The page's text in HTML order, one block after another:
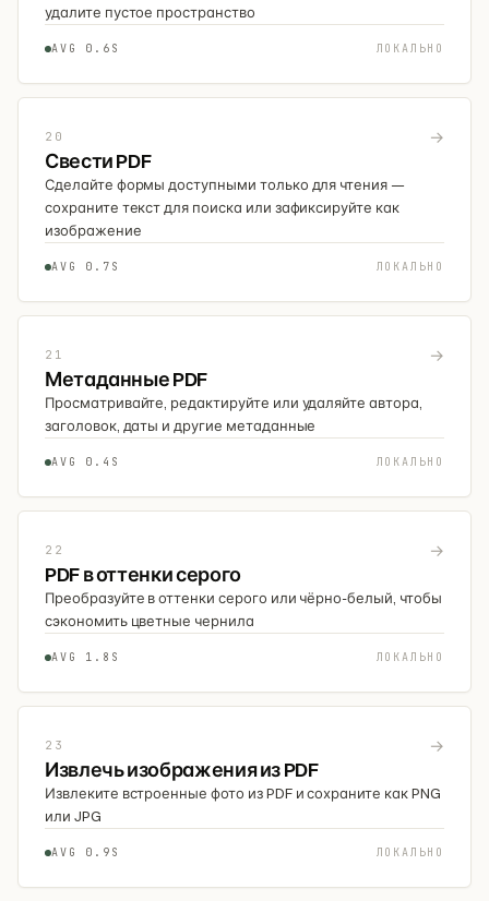
удалите пустое пространство
AVG 0.6S ЛОКАЛЬНО
20 →
Свести PDF
Сделайте формы доступными только для чтения —
сохраните текст для поиска или зафиксируйте как
изображение
AVG 0.7S ЛОКАЛЬНО
21 →
Метаданные PDF
Просматривайте, редактируйте или удаляйте автора,
заголовок, даты и другие метаданные
AVG 0.4S ЛОКАЛЬНО
22 →
PDF в оттенки серого
Преобразуйте в оттенки серого или чёрно-белый, чтобы
сэкономить цветные чернила
AVG 1.8S ЛОКАЛЬНО
23 →
Извлечь изображения из PDF
Извлеките встроенные фото из PDF и сохраните как PNG
или JPG
AVG 0.9S ЛОКАЛЬНО